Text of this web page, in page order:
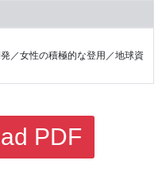
／女性の積極的な登用／地球資
PDF